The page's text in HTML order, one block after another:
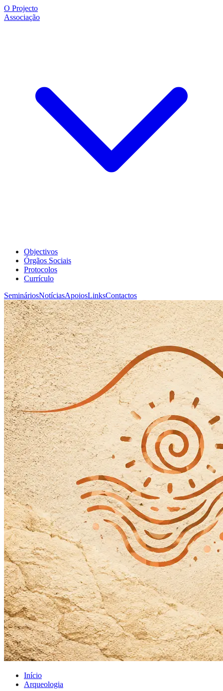
O Projecto
Associação
Objectivos
Órgãos Sociais
Protocolos
Currículo
SemináriosNotíciasApoiosLinksContactos
Início
Arqueologia